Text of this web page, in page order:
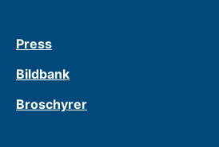
Press
Bildbank
Broschyrer